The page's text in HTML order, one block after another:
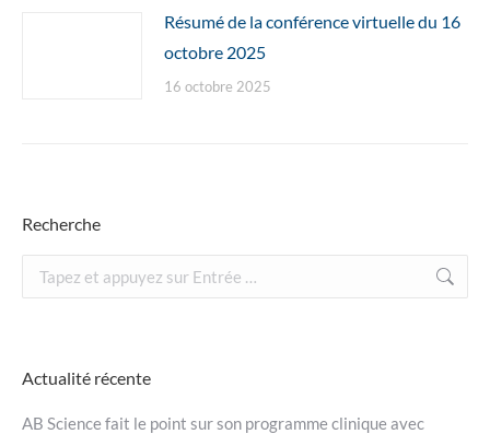
Résumé de la conférence virtuelle du 16
octobre 2025
16 octobre 2025
Recherche
Recherche
:
Actualité récente
AB Science fait le point sur son programme clinique avec